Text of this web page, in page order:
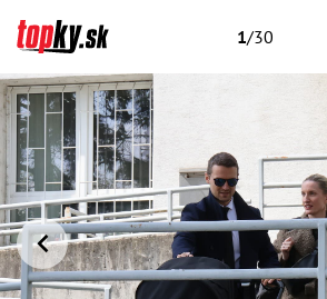
1/30